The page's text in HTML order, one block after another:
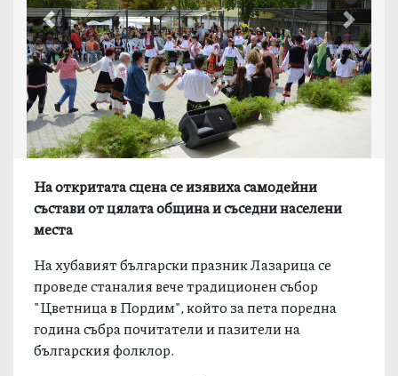
Previous Next
На откритата сцена се изявиха самодейни
състави от цялата община и съседни населени
места
На хубавият български празник Лазарица се
проведе станалия вече традиционен събор
"Цветница в Пордим", който за пета поредна
година събра почитатели и пазители на
българския фолклор.